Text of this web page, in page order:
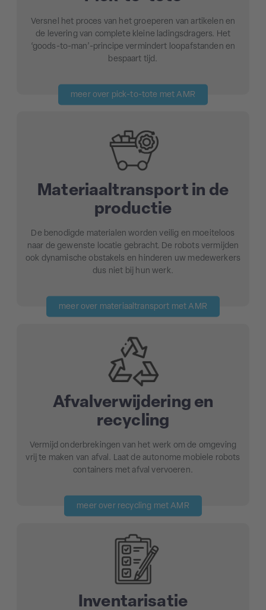
Versnel het proces van het groeperen van artikelen en
de levering van complete kleine ladingsdragers. Het
‘goods-to-man’-principe vermindert loopafstanden en
bespaart tijd.
meer over pick-to-tote met AMR
Materiaaltransport in de
productie
De benodigde materialen worden veilig en moeiteloos
naar de gewenste locatie gebracht. De robots vermijden
ook dynamische obstakels en hinderen uw medewerkers
dus niet bij hun werk.
meer over materiaaltransport met AMR
Afvalverwijdering en
recycling
Vermijd onderbrekingen van het werk om de omgeving
vrij te maken van afval. Laat de autonome mobiele robots
containers met afval vervoeren.
meer over recycling met AMR
Inventarisatie